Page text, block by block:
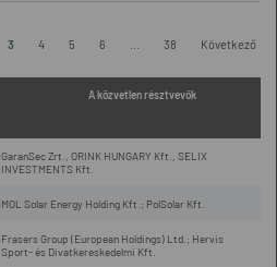
3 4 5 6 38 Következő
A közvetlen résztvevők
GaranSec Zrt., ORINK HUNGARY Kft., SELIX
INVESTMENTS Kft.
MOL Solar Energy Holding Kft.; PolSolar Kft.
Frasers Group (European Holdings) Ltd.; Hervis
Sport- és Divatkereskedelmi Kft.